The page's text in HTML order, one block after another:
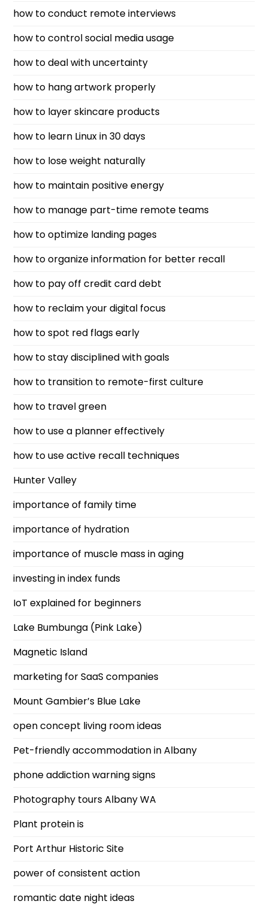
how to conduct remote interviews
how to control social media usage
how to deal with uncertainty
how to hang artwork properly
how to layer skincare products
how to learn Linux in 30 days
how to lose weight naturally
how to maintain positive energy
how to manage part-time remote teams
how to optimize landing pages
how to organize information for better recall
how to pay off credit card debt
how to reclaim your digital focus
how to spot red flags early
how to stay disciplined with goals
how to transition to remote-first culture
how to travel green
how to use a planner effectively
how to use active recall techniques
Hunter Valley
importance of family time
importance of hydration
importance of muscle mass in aging
investing in index funds
IoT explained for beginners
Lake Bumbunga (Pink Lake)
Magnetic Island
marketing for SaaS companies
Mount Gambier’s Blue Lake
open concept living room ideas
Pet-friendly accommodation in Albany
phone addiction warning signs
Photography tours Albany WA
Plant protein is
Port Arthur Historic Site
power of consistent action
romantic date night ideas